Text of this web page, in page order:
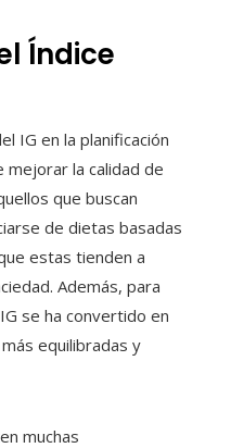
Índice
IG en la planificación
mejorar la calidad de
que buscan
de dietas basadas
estas tienden a
Además, para
se ha convertido en
equilibradas y
muchas